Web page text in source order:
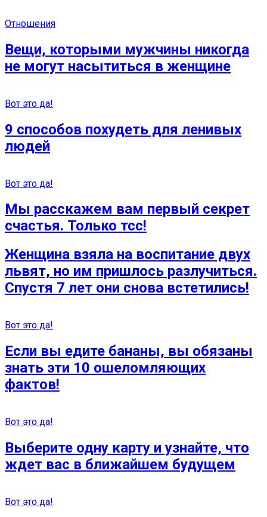
Отношения
Вещи, которыми мужчины никогда
не могут насытиться в женщине
Вот это да!
9 способов похудеть для ленивых
людей
Вот это да!
Мы расскажем вам первый секрет
счастья. Только тсс!
Женщина взяла на воспитание двух
львят, но им пришлось разлучиться.
Спустя 7 лет они снова встетились!
Вот это да!
Если вы едите бананы, вы обязаны
знать эти 10 ошеломляющих
фактов!
Вот это да!
Выберите одну карту и узнайте, что
ждет вас в ближайшем будущем
Вот это да!